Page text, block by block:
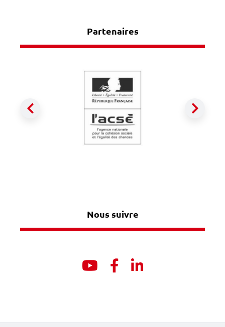
Partenaires
Précédent
Nous suivre
YoutubeFacebook
Linkedin